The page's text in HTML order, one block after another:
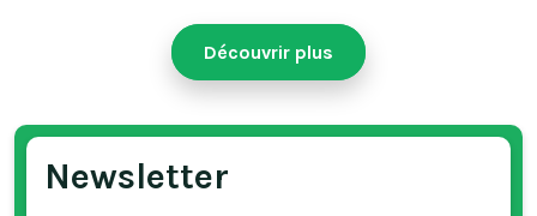
Découvrir plus
Newsletter